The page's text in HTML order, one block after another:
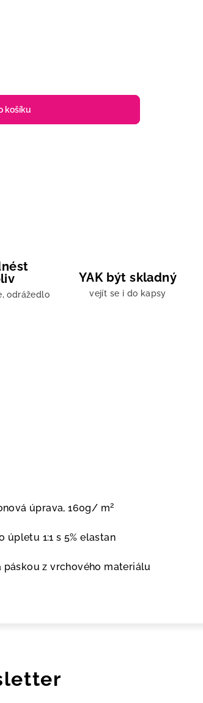
košíku
odrážedlo
YAK být skladný
vejít se i do kapsy
úprava, 160g/ m2
1:1 s 5% elastan
z vrchového materiálu